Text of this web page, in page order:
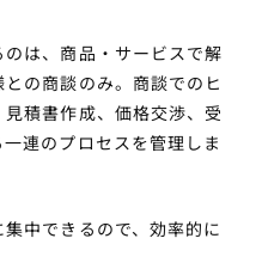
は、商品・サービスで解
の商談のみ。商談でのヒ
積書作成、価格交渉、受
連のプロセスを管理しま
中できるので、効率的に